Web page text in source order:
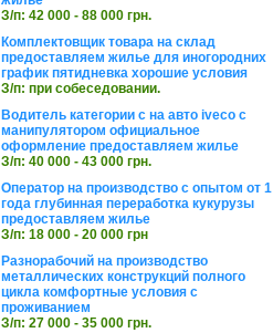
З/п: 42 000 - 88 000 грн.
Комплектовщик товара на склад
предоставляем жилье для иногородних
график пятидневка хорошие условия
З/п: при собеседовании.
Водитель категории с на авто iveco с
манипулятором официальное
оформление предоставляем жилье
З/п: 40 000 - 43 000 грн.
Оператор на производство с опытом от 1
года глубинная переработка кукурузы
предоставляем жилье
З/п: 18 000 - 20 000 грн
Разнорабочий на производство
металлических конструкций полного
цикла комфортные условия с
проживанием
З/п: 27 000 - 35 000 грн.